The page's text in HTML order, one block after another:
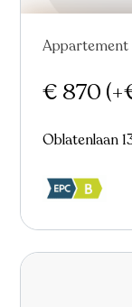
Nieuw
Appartement
€ 870
Oblatenlaan